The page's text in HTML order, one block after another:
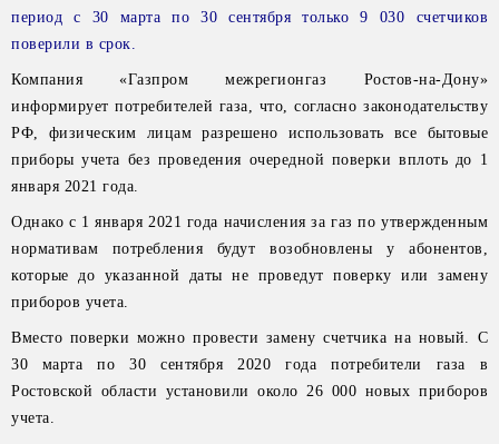
период с 30 марта по 30 сентября только 9 030 счетчиков
поверили в срок.
Компания «Газпром межрегионгаз Ростов-на-Дону»
информирует потребителей газа, что, согласно законодательству
РФ, физическим лицам разрешено использовать все бытовые
приборы учета без проведения очередной поверки вплоть до 1
января 2021 года.
Однако с 1 января 2021 года начисления за газ по утвержденным
нормативам потребления будут возобновлены у абонентов,
которые до указанной даты не проведут поверку или замену
приборов учета.
Вместо поверки можно провести замену счетчика на новый. С
30 марта по 30 сентября 2020 года потребители газа в
Ростовской области установили около 26 000 новых приборов
учета.